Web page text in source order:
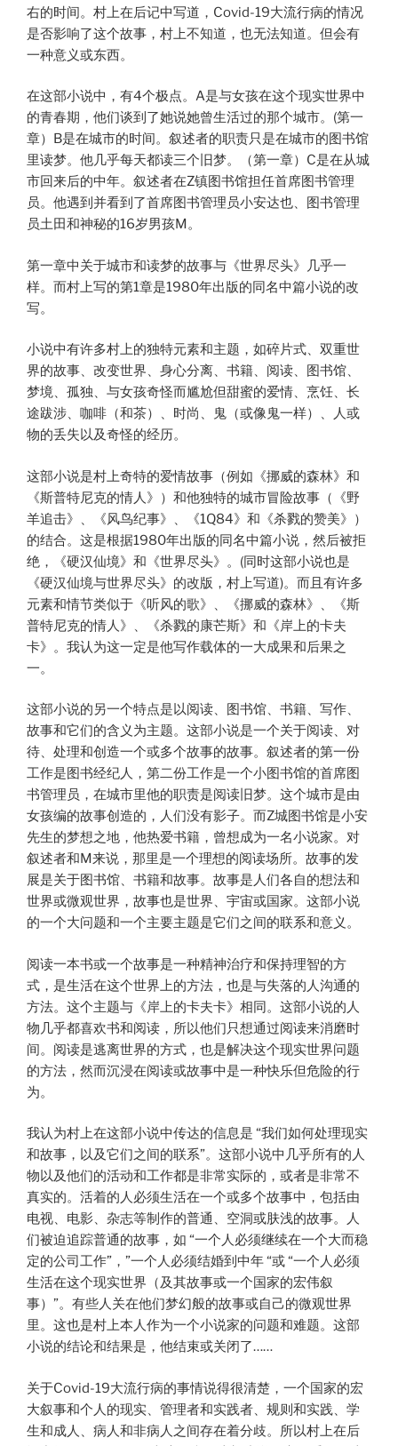
右的时间。村上在后记中写道，Covid-19大流行病的情况
是否影响了这个故事，村上不知道，也无法知道。但会有
一种意义或东西。
在这部小说中，有4个极点。A是与女孩在这个现实世界中
的青春期，他们谈到了她说她曾生活过的那个城市。(第一
章）B是在城市的时间。叙述者的职责只是在城市的图书馆
里读梦。他几乎每天都读三个旧梦。（第一章）C是在从城
市回来后的中年。叙述者在Z镇图书馆担任首席图书管理
员。他遇到并看到了首席图书管理员小安达也、图书管理
员土田和神秘的16岁男孩M。
第一章中关于城市和读梦的故事与《世界尽头》几乎一
样。而村上写的第1章是1980年出版的同名中篇小说的改
写。
小说中有许多村上的独特元素和主题，如碎片式、双重世
界的故事、改变世界、身心分离、书籍、阅读、图书馆、
梦境、孤独、与女孩奇怪而尴尬但甜蜜的爱情、烹饪、长
途跋涉、咖啡（和茶）、时尚、鬼（或像鬼一样）、人或
物的丢失以及奇怪的经历。
这部小说是村上奇特的爱情故事（例如《挪威的森林》和
《斯普特尼克的情人》）和他独特的城市冒险故事（《野
羊追击》、《风鸟纪事》、《1Q84》和《杀戮的赞美》）
的结合。这是根据1980年出版的同名中篇小说，然后被拒
绝，《硬汉仙境》和《世界尽头》。(同时这部小说也是
《硬汉仙境与世界尽头》的改版，村上写道)。而且有许多
元素和情节类似于《听风的歌》、《挪威的森林》、《斯
普特尼克的情人》、《杀戮的康芒斯》和《岸上的卡夫
卡》。我认为这一定是他写作载体的一大成果和后果之
一。
这部小说的另一个特点是以阅读、图书馆、书籍、写作、
故事和它们的含义为主题。这部小说是一个关于阅读、对
待、处理和创造一个或多个故事的故事。叙述者的第一份
工作是图书经纪人，第二份工作是一个小图书馆的首席图
书管理员，在城市里他的职责是阅读旧梦。这个城市是由
女孩编的故事创造的，人们没有影子。而Z城图书馆是小安
先生的梦想之地，他热爱书籍，曾想成为一名小说家。对
叙述者和M来说，那里是一个理想的阅读场所。故事的发
展是关于图书馆、书籍和故事。故事是人们各自的想法和
世界或微观世界，故事也是世界、宇宙或国家。这部小说
的一个大问题和一个主要主题是它们之间的联系和意义。
阅读一本书或一个故事是一种精神治疗和保持理智的方
式，是生活在这个世界上的方法，也是与失落的人沟通的
方法。这个主题与《岸上的卡夫卡》相同。这部小说的人
物几乎都喜欢书和阅读，所以他们只想通过阅读来消磨时
间。阅读是逃离世界的方式，也是解决这个现实世界问题
的方法，然而沉浸在阅读或故事中是一种快乐但危险的行
为。
我认为村上在这部小说中传达的信息是 “我们如何处理现实
和故事，以及它们之间的联系”。这部小说中几乎所有的人
物以及他们的活动和工作都是非常实际的，或者是非常不
真实的。活着的人必须生活在一个或多个故事中，包括由
电视、电影、杂志等制作的普通、空洞或肤浅的故事。人
们被迫追踪普通的故事，如 “一个人必须继续在一个大而稳
定的公司工作”，”一个人必须结婚到中年 “或 “一个人必须
生活在这个现实世界（及其故事或一个国家的宏伟叙
事）”。有些人关在他们梦幻般的故事或自己的微观世界
里。这也是村上本人作为一个小说家的问题和难题。这部
小说的结论和结果是，他结束或关闭了……
关于Covid-19大流行病的事情说得很清楚，一个国家的宏
大叙事和个人的现实、管理者和实践者、规则和实践、学
生和成人、病人和非病人之间存在着分歧。所以村上在后